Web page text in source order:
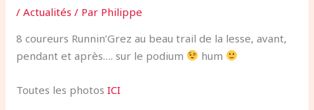
/Actualités / Par Philippe
8 coureurs Runnin’Grez au beau trail de la lesse, avant,
pendant et après…. sur le podium
hum
Toutes les photosICI